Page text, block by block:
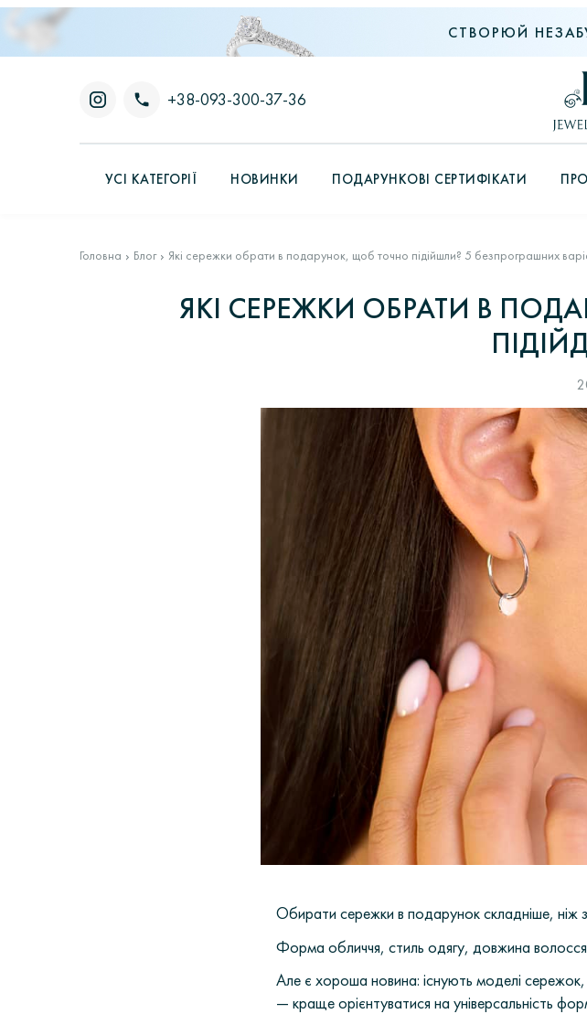
СТВОРЮЙ
+38-093-300-37-36
УСІ КАТЕГОРІЇ НОВИНКИ ПОДАРУНКОВІ СЕРТИФІКАТИ
Головна Блог Які сережки обрати в подарунок, щоб точно підійшли? 5 безпрограшних
ЯКІ СЕРЕЖКИ ОБРАТИ В
Обирати сережки в подарунок складніше, ніж
Форма обличчя, стиль одягу, довжина
Але є хороша новина: існують моделі сережок,
— краще орієнтуватися на універсальність